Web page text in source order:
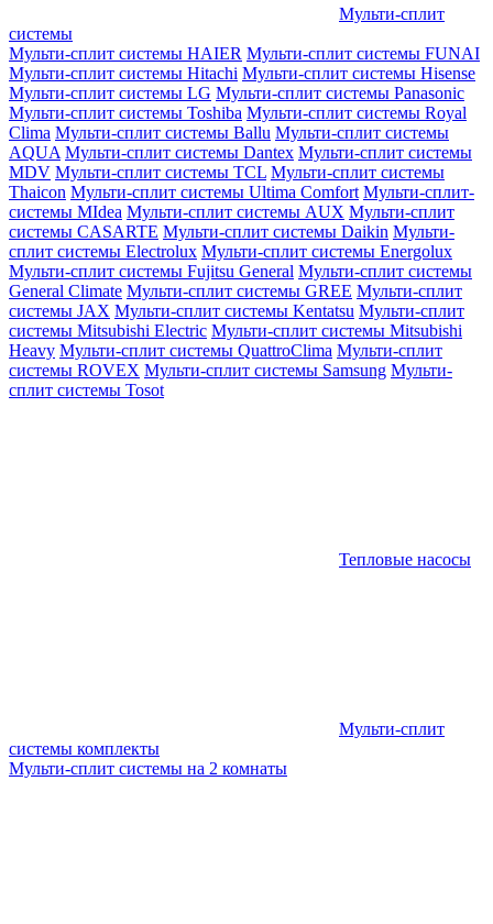
Мульти-сплит
системы
Мульти-сплит системы HAIER Мульти-сплит системы FUNAI
Мульти-сплит системы Hitachi Мульти-сплит системы Hisense
Мульти-сплит системы LG Мульти-сплит системы Panasonic
Мульти-сплит системы Toshiba Мульти-сплит системы Royal
Clima Мульти-сплит системы Ballu Мульти-сплит системы
AQUA Мульти-сплит системы Dantex Мульти-сплит системы
MDV Мульти-сплит системы TCL Мульти-сплит системы
Thaicon Мульти-сплит системы Ultima Comfort Мульти-сплит-
системы MIdea Мульти-сплит системы AUX Мульти-сплит
системы CASARTE Мульти-сплит системы Daikin Мульти-
сплит системы Electrolux Мульти-сплит системы Energolux
Мульти-сплит системы Fujitsu General Мульти-сплит системы
General Climate Мульти-сплит системы GREE Мульти-сплит
системы JAX Мульти-сплит системы Kentatsu Мульти-сплит
системы Mitsubishi Electric Мульти-сплит системы Mitsubishi
Heavy Мульти-сплит системы QuattroClima Мульти-сплит
системы ROVEX Мульти-сплит системы Samsung Мульти-
сплит системы Tosot
Тепловые насосы
Мульти-сплит
системы комплекты
Мульти-сплит системы на 2 комнаты